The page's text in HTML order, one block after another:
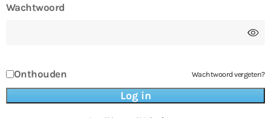
Wachtwoord
Onthouden Wachtwoord vergeten?